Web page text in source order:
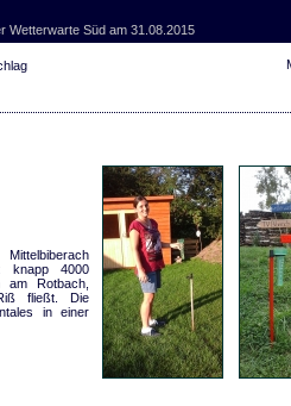
Wetterwarte Süd am 31.08.2015
knapp 4000
am Rotbach,
fließt. Die
in einer